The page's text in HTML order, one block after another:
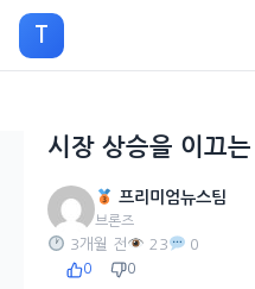
으
T
시장 상승을 이끄
프리미엄뉴스팀
브론즈
3개월 전 23 0
0 0